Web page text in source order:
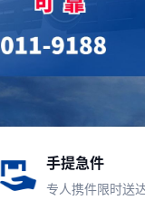
手提急件
专人携件限时送